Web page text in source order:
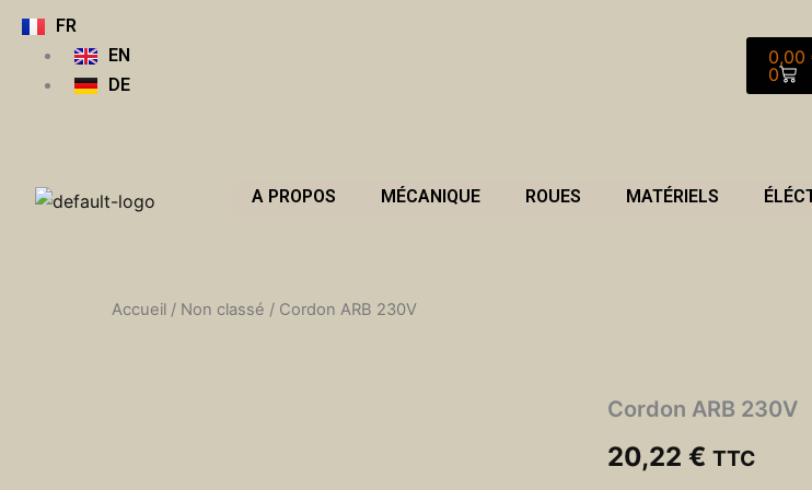
Aller
FR
EN
DE
0,00
0
A PROPOS MÉCANIQUE ROUES MATÉRIELS
Accueil / Non classé / Cordon ARB 230V
Cordon ARB 230V
20,22 € TTC